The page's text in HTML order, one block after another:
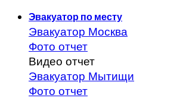
Эвакуатор по месту
Эвакуатор Москва
Фото отчет
Видео отчет
Эвакуатор Мытищи
Фото отчет